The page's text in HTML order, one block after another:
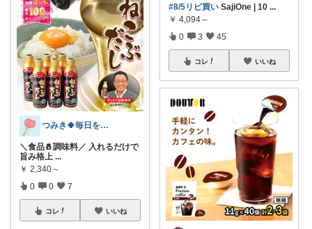
つみき🍀毎日をご機嫌にする♡
＼食品🧂調味料／ 入れるだけで
旨み格上 ...
￥ 2,340～
0 0 7
コレ いいね
#8/5リピ買い SajiOne | 10 ...
￥ 4,094～
0 3 45
コレ いいね